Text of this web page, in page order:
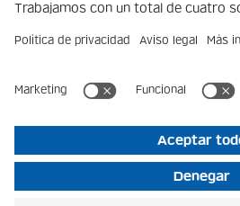
© 2026 Becker Mining